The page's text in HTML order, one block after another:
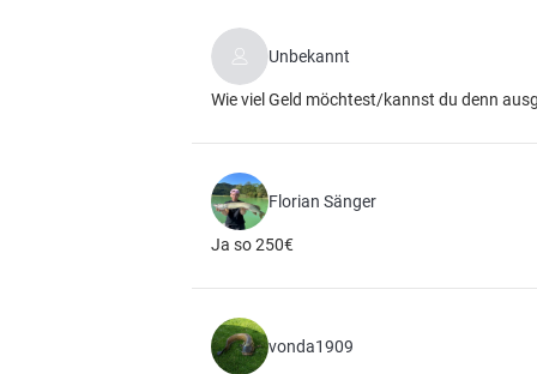
Unbekannt
Wie viel Geld möchtest/kannst du denn
Florian Sänger
Ja so 250€
vonda1909